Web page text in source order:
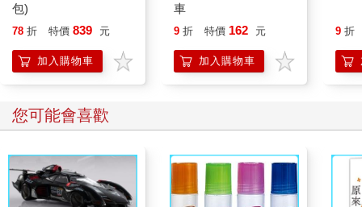
包)
78 折 特價 839 元
加入購物車
車
9 折 特價 162 元
加入購物車
9 折
您可能會喜歡